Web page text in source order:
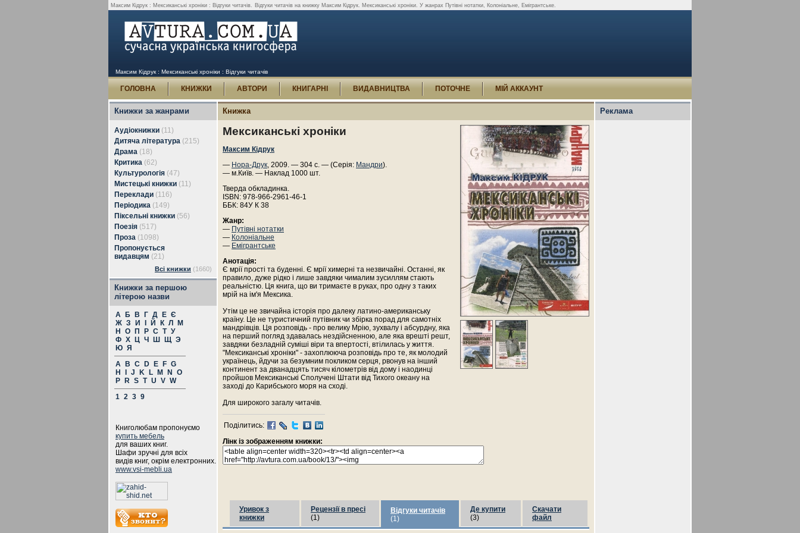
Максим Кідрук : Мексиканські хроніки : Відгуки читачів. Відгуки читачів на книжку Максим Кідрук. Мексиканські хроніки. У жанрах Путівні нотатки, Колоніальне, Емігрантське.
Максим Кідрук : Мексиканські хроніки : Відгуки читачів
ГОЛОВНА КНИЖКИ АВТОРИ КНИГАРНІ ВИДАВНИЦТВА ПОТОЧНЕ МІЙ АККАУНТ
Книжки за жанрами
Аудіокнижки (11)
Дитяча література (215)
Драма (18)
Критика (62)
Культурологія (47)
Мистецькі книжки (11)
Переклади (116)
Періодика (149)
Піксельні книжки (56)
Поезія (517)
Проза (1098)
Пропонується
видавцям (21)
Всі книжки (1660)
Книжки за першою
літерою назви
А Б В Г Д Е Є
Ж З И Й К Л
М
Н
О П Р С Т У
Ф Х Ц Ч Ш Щ Э
Ю Я
A
B C D E F G
H
J K L M N
O
P
R S T U V W
1 2 3 9
Книголюбам пропонуємо
купить мебель
для ваших книг.
Шафи зручні для всіх
видів книг, окрім електронних.
www.vsi-mebli.ua
Книжка
Мексиканські хроніки
Максим Кідрук
— Нора-Друк, 2009. — 304 с. — (Серія: Мандри).
— м.Київ. — Наклад 1000 шт.
Тверда обкладинка.
ISBN: 978-966-2961-46-1
ББК: 84У К 38
Жанр:
— Путівні нотатки
— Колоніальне
— Емігрантське
Анотація:
Є мрії прості та буденні. Є мрії химерні та незвичайні. Останні, як
правило, дуже рідко і лише завдяки чималим зусиллям стають
реальністю. Ця книга, що ви тримаєте в руках, про одну з таких
мрій на ім'я Мексика.
Утім це не звичайна історія про далеку латино-американську
країну. Це не туристичний путівник чи збірка порад для самотніх
мандрівців. Ця розповідь - про велику Мрію, зухвалу і абсурдну, яка
на перший погляд здавалась нездійсненною, але яка врешті решт,
завдяки безладній суміші віри та впертості, втілилась у життя.
"Мексиканські хроніки" - захоплююча розповідь про те, як молодий
українець, йдучи за безумним покликом серця, рвонув на інший
континент за дванадцять тисяч кілометрів від дому і наодинці
пройшов Мексиканські Сполучені Штати від Тихого океану на
заході до Карибського моря на сході.
Для широкого загалу читачів.
Поділитись:
Лінк із зображенням книжки:
Уривок з
книжки
Рецензії в пресі
(1)
Відгуки читачів
(1)
Де купити
(3)
Скачати
файл
Реклама